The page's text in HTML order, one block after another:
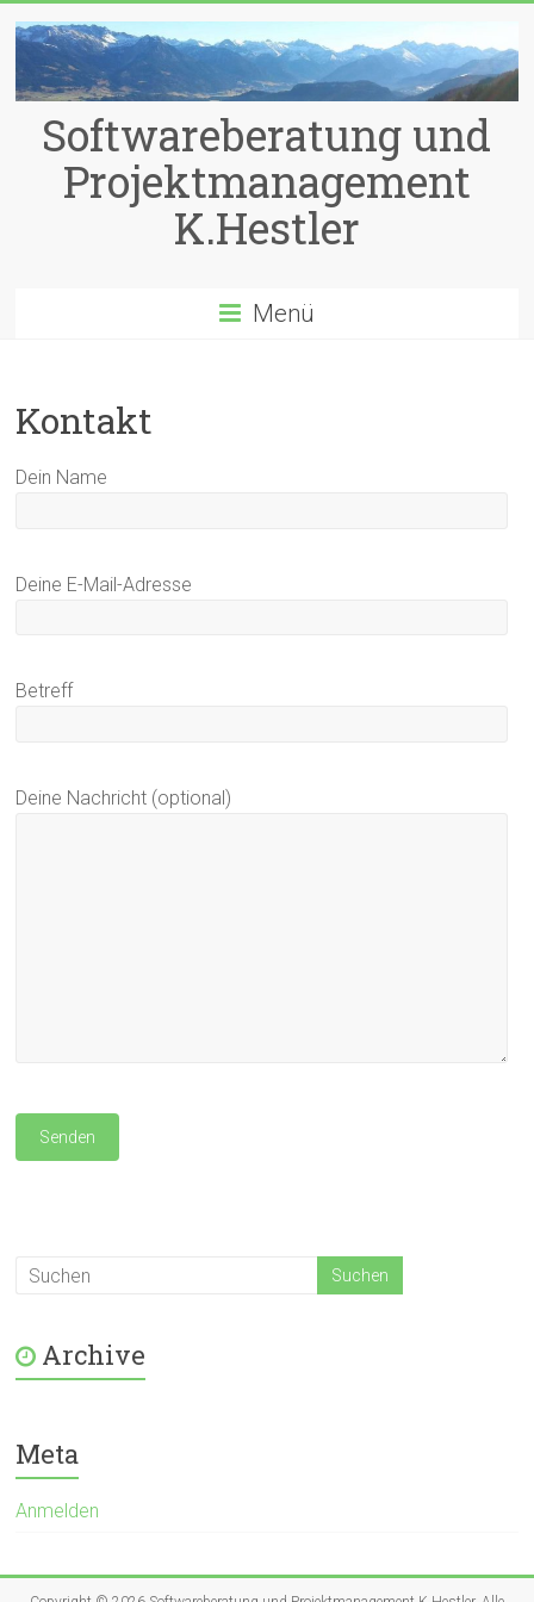
Inhalt
springen
Softwareberatung und
Projektmanagement
K.Hestler
Menü
Kontakt
Dein Name
Deine E-Mail-Adresse
Betreff
Deine Nachricht (optional)
Archive
Meta
Anmelden